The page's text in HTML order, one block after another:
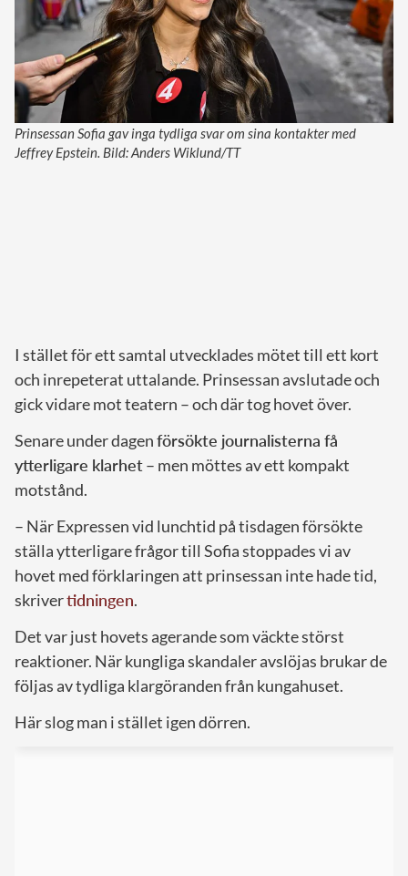
Prinsessan Sofia gav inga tydliga svar om sina kontakter med
Jeffrey Epstein. Bild: Anders Wiklund/TT
I stället för ett samtal utvecklades mötet till ett kort
och inrepeterat uttalande. Prinsessan avslutade och
gick vidare mot teatern – och där tog hovet över.
Senare under dagenförsökte journalisterna få
ytterligare klarhet– men möttes av ett kompakt
motstånd.
– När Expressen vid lunchtid på tisdagen försökte
ställa ytterligare frågor till Sofia stoppades vi av
hovet med förklaringen att prinsessan inte hade tid,
skrivertidningen.
Det var just hovets agerande som väckte störst
reaktioner. När kungliga skandaler avslöjas brukar de
följas av tydliga klargöranden från kungahuset.
Här slog man i stället igen dörren.